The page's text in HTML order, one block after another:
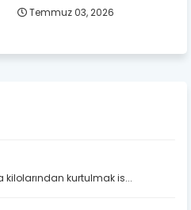
Temmuz 03, 2026
kilolarından kurtulmak is...